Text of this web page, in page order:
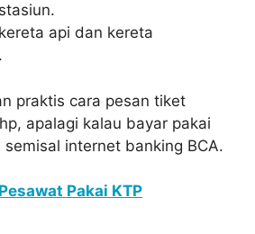
api dan kereta
praktis cara pesan tiket
apalagi kalau bayar pakai
internet banking BCA.
Pakai KTP